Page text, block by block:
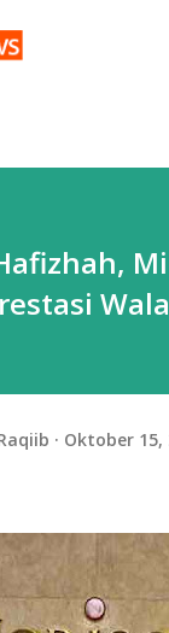
ke konten
Oktober 15,